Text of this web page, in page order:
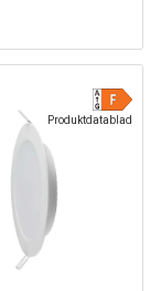
Produktdatablad